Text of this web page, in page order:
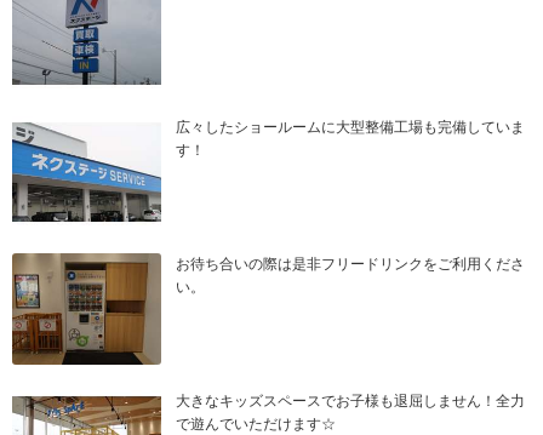
広々したショールームに大型整備工場も完備していま
す！
お待ち合いの際は是非フリードリンクをご利用くださ
い。
大きなキッズスペースでお子様も退屈しません！全力
で遊んでいただけます☆